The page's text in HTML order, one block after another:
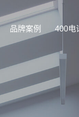
品牌案例 400电